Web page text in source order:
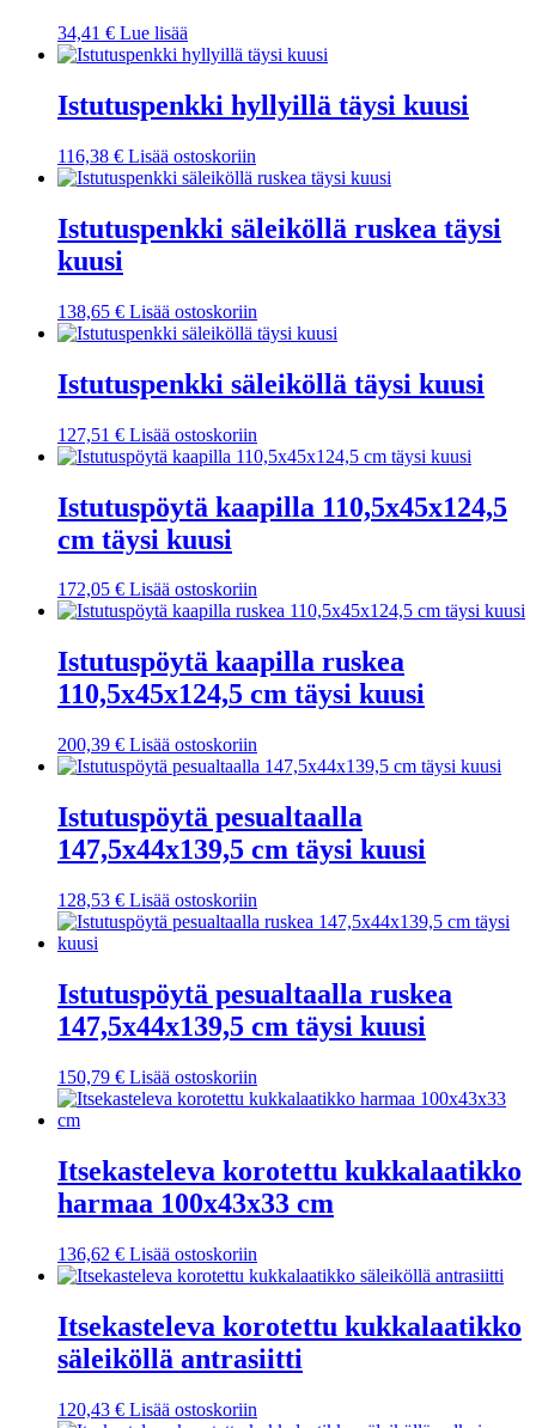
34,41 € Lue lisää
Istutuspenkki hyllyillä täysi kuusi
116,38 € Lisää ostoskoriin
Istutuspenkki säleiköllä ruskea täysi
kuusi
138,65 € Lisää ostoskoriin
Istutuspenkki säleiköllä täysi kuusi
127,51 € Lisää ostoskoriin
Istutuspöytä kaapilla 110,5x45x124,5
cm täysi kuusi
172,05 € Lisää ostoskoriin
Istutuspöytä kaapilla ruskea
110,5x45x124,5 cm täysi kuusi
200,39 € Lisää ostoskoriin
Istutuspöytä pesualtaalla
147,5x44x139,5 cm täysi kuusi
128,53 € Lisää ostoskoriin
Istutuspöytä pesualtaalla ruskea
147,5x44x139,5 cm täysi kuusi
150,79 € Lisää ostoskoriin
Itsekasteleva korotettu kukkalaatikko
harmaa 100x43x33 cm
136,62 € Lisää ostoskoriin
Itsekasteleva korotettu kukkalaatikko
säleiköllä antrasiitti
120,43 € Lisää ostoskoriin